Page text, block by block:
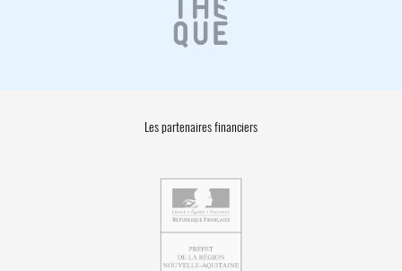
Les partenaires financiers